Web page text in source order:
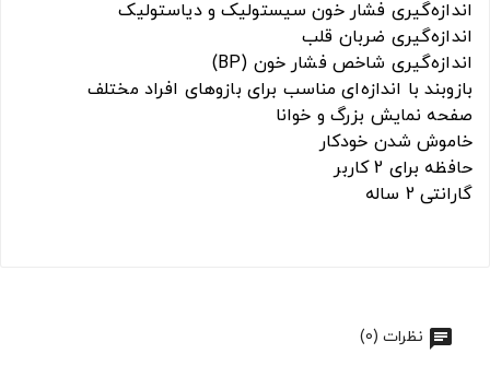
اندازه‌گیری فشار خون سیستولیک و دیاستولیک
اندازه‌گیری ضربان قلب
اندازه‌گیری شاخص فشار خون (BP)
بازوبند با اندازه‌ای مناسب برای بازوهای افراد مختلف
صفحه نمایش بزرگ و خوانا
خاموش شدن خودکار
حافظه برای 2 کاربر
گارانتی 2 ساله
نظرات (0)